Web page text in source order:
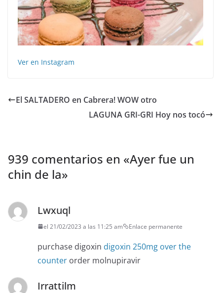
Ver en Instagram
El SALTADERO en Cabrera! WOW otro
LAGUNA GRI-GRI Hoy nos tocó
939 comentarios en «Ayer fue un
chin de la»
Lwxuql
el 21/02/2023 a las 11:25 am Enlace permanente
purchase digoxin digoxin 250mg over the
counter order molnupiravir
Irrattilm